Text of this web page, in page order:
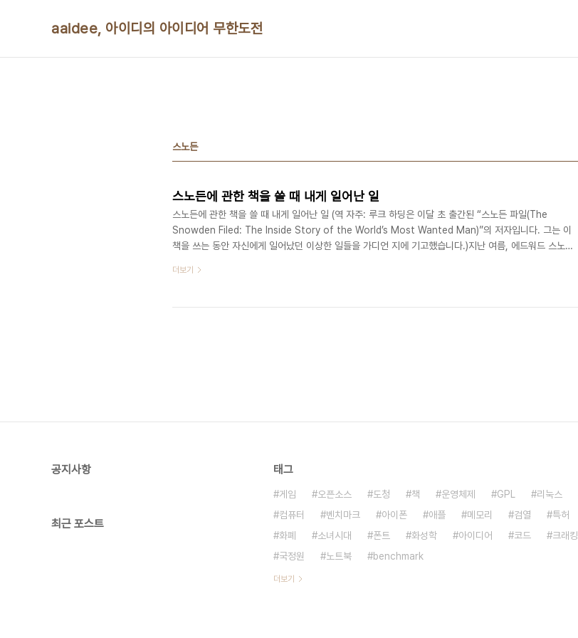
aaidee, 아이디의 아이디어 무한도전
스노든
스노든에 관한 책을 쓸 때 내게 일어난 일
스노든에 관한 책을 쓸 때 내게 일어난 일 (역 자주: 루크 하딩은 이달 초 출간된 “스노든 파일(The
Snowden Filed: The Inside Story of the World’s Most Wanted Man)”의 저자입니다. 그는 이
책을 쓰는 동안 자신에게 일어났던 이상한 일들을 가디언 지에 기고했습니다.)지난 여름, 에드워드 스노든
를 책으로 써보자고 제안했습니다. 나는 물론 여기에 응했습니다. 이때 스노든은 홍콩에서 몸을 숨기고 있
는 문서를 공개했습니다.러 스브리지와 나는 가디언 본사의 한 ..
더보기
공지사항
최근 포스트
태그
게임 오픈소스 도청 책 운영체제 GPL 리눅스
컴퓨터
벤치마크 아이폰 애플 메모리 검열 특허
화폐
소녀시대 폰트 화성학 아이디어 코드 크래킹
국정원
노트북 benchmark
더보기